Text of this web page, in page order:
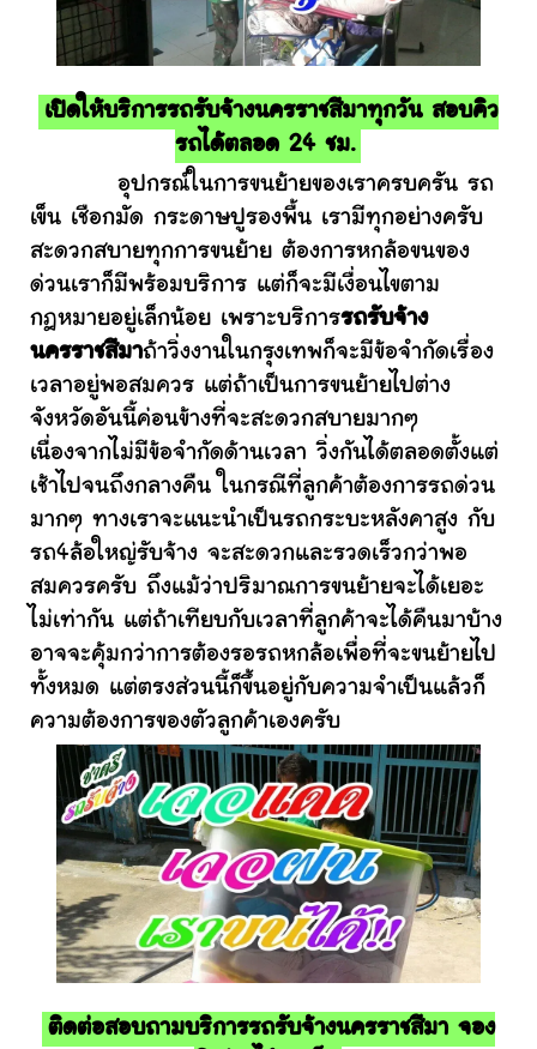
เปิดให้บริการรถรับจ้างนครราชสีมาทุกวัน สอบคิว
รถได้ตลอด 24 ชม.
อุปกรณ์ในการขนย้ายของเราครบครัน รถ
เข็น เชือกมัด กระดาษปูรองพื้น เรามีทุกอย่างครับ
สะดวกสบายทุกการขนย้าย ต้องการหกล้อขนของ
ด่วนเราก็มีพร้อมบริการ แต่ก็จะมีเงื่อนไขตาม
กฎหมายอยู่เล็กน้อย เพราะบริการรถรับจ้าง
นครราชสีมาถ้าวิ่งงานในกรุงเทพก็จะมีข้อจำกัดเรื่อง
เวลาอยู่พอสมควร แต่ถ้าเป็นการขนย้ายไปต่าง
จังหวัดอันนี้ค่อนข้างที่จะสะดวกสบายมากๆ
เนื่องจากไม่มีข้อจำกัดด้านเวลา วิ่งกันได้ตลอดตั้งแต่
เช้าไปจนถึงกลางคืน ในกรณีที่ลูกค้าต้องการรถด่วน
มากๆ ทางเราจะแนะนำเป็นรถกระบะหลังคาสูง กับ
รถ4ล้อใหญ่รับจ้าง จะสะดวกและรวดเร็วกว่าพอ
สมควรครับ ถึงแม้ว่าปริมาณการขนย้ายจะได้เยอะ
ไม่เท่ากัน แต่ถ้าเทียบกับเวลาที่ลูกค้าจะได้คืนมาบ้าง
อาจจะคุ้มกว่าการต้องรอรถหกล้อเพื่อที่จะขนย้ายไป
ทั้งหมด แต่ตรงส่วนนี้ก็ขึ้นอยู่กับความจำเป็นแล้วก็
ความต้องการของตัวลูกค้าเองครับ
ติดต่อสอบถามบริการรถรับจ้างนครราชสีมา จอง